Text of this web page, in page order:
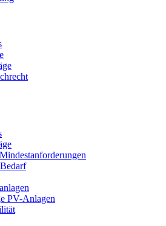
PV-Anlagen